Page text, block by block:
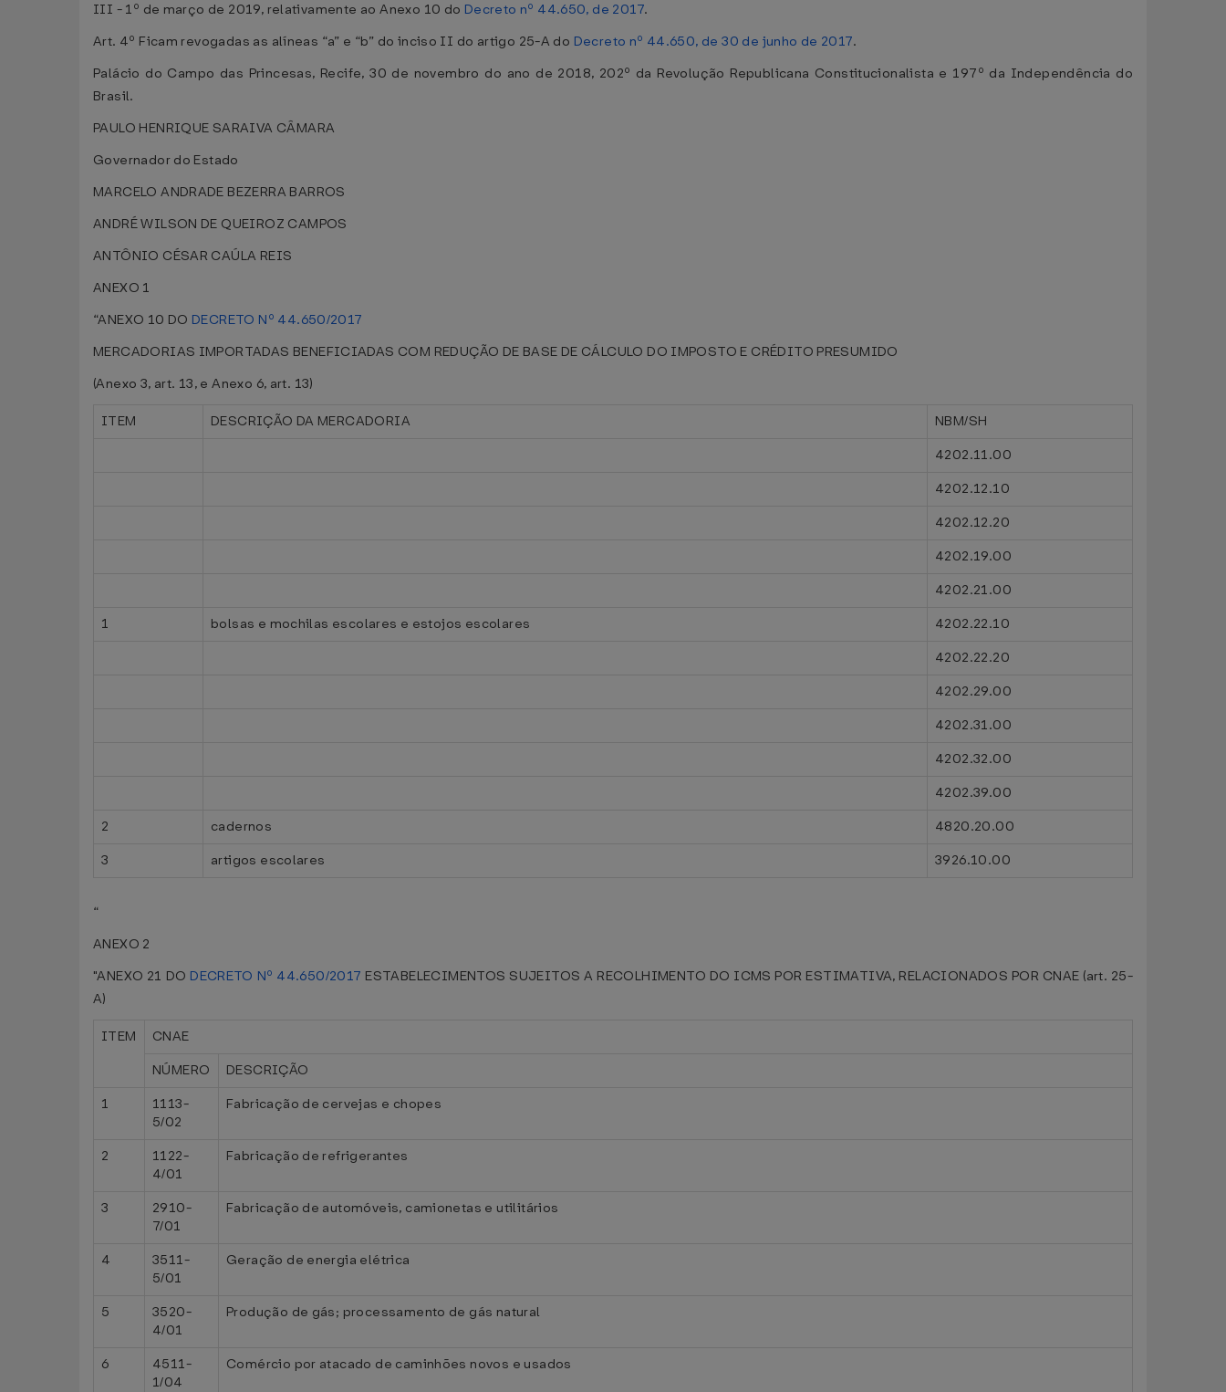
III - 1º de março de 2019, relativamente ao Anexo 10 do Decreto nº 44.650, de 2017.
Art. 4º Ficam revogadas as alíneas “a” e “b” do inciso II do artigo 25-A do Decreto nº 44.650, de 30 de junho de 2017.
Palácio do Campo das Princesas, Recife, 30 de novembro do ano de 2018, 202º da Revolução Republicana Constitucionalista e 197º da Independência do
Brasil.
PAULO HENRIQUE SARAIVA CÂMARA
Governador do Estado
MARCELO ANDRADE BEZERRA BARROS
ANDRÉ WILSON DE QUEIROZ CAMPOS
ANTÔNIO CÉSAR CAÚLA REIS
ANEXO 1
“ANEXO 10 DO DECRETO Nº 44.650/2017
MERCADORIAS IMPORTADAS BENEFICIADAS COM REDUÇÃO DE BASE DE CÁLCULO DO IMPOSTO E CRÉDITO PRESUMIDO
(Anexo 3, art. 13, e Anexo 6, art. 13)
ITEM DESCRIÇÃO DA MERCADORIA
NBM/SH
4202.11.00
4202.12.10
4202.12.20
4202.19.00
4202.21.00
1
bolsas e mochilas escolares e estojos escolares
4202.22.10
4202.22.20
4202.29.00
4202.31.00
4202.32.00
4202.39.00
2
cadernos
4820.20.00
3
artigos escolares 3926.10.00
“
ANEXO 2
"ANEXO 21 DO DECRETO Nº 44.650/2017 ESTABELECIMENTOS SUJEITOS A RECOLHIMENTO DO ICMS POR ESTIMATIVA, RELACIONADOS POR CNAE (art. 25-
A)
ITEM
CNAE
NÚMERO
DESCRIÇÃO
1
1113-
5/02
Fabricação de cervejas e chopes
2
1122-
4/01
Fabricação de refrigerantes
3
2910-
7/01
Fabricação de automóveis, camionetas e utilitários
4
3511-
5/01
Geração de energia elétrica
5
3520-
4/01
Produção de gás; processamento de gás natural
6
4511-
1/04
Comércio por atacado de caminhões novos e usados